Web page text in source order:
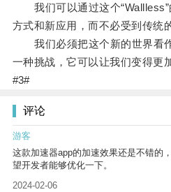
我们可以通过这个“Wallless”
方式和新应用，而不必受到传统
我们必须把这个新的世界看
一种挑战，它可以让我们变得更
#3#
评论
游客
这款加速器app的加速效果还是不错的
望开发者能够优化一下。
2024-02-06